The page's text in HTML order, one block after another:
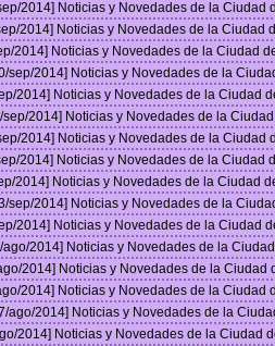
2014] Noticias y Novedades de la Ciudad
2014] Noticias y Novedades de la Ciudad
2014] Noticias y Novedades de la Ciudad
sep/2014] Noticias y Novedades de la
2014] Noticias y Novedades de la Ciudad
sep/2014] Noticias y Novedades de la
2014] Noticias y Novedades de la Ciudad
2014] Noticias y Novedades de la Ciudad
2014] Noticias y Novedades de la Ciudad
sep/2014] Noticias y Novedades de la
2014] Noticias y Novedades de la Ciudad
ago/2014] Noticias y Novedades de la
2014] Noticias y Novedades de la Ciudad
2014] Noticias y Novedades de la Ciudad
ago/2014] Noticias y Novedades de la
2014] Noticias y Novedades de la Ciudad